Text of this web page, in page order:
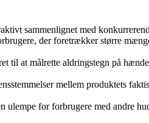
sammenlignet med
der foretrækker større
at målrette aldringstegn på
mellem produktets
for forbrugere med andre